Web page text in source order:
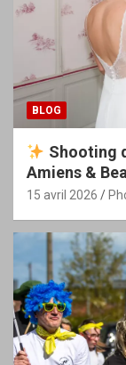
BLOG
Shooting
Amiens &
15 avril 2026